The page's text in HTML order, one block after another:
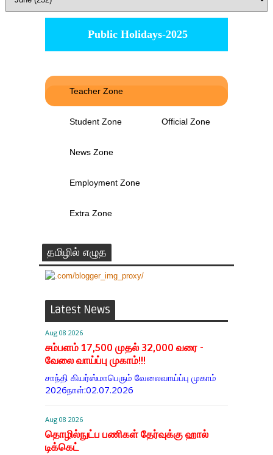
Public Holidays-2025
Teacher Zone
Student Zone Official Zone
News Zone
Employment Zone
Extra Zone
தமிழில் எழுத
Latest News
Aug 08 2026
சம்பளம் 17,500 முதல் 32,000 வரை -
வேலை வாய்ப்பு முகாம்!!!
சாந்தி கியர்ஸ்மாபெரும் வேலைவாய்ப்பு முகாம்
2026நாள்:02.07.2026
Aug 08 2026
தொழில்நுட்ப பணிகள் தேர்வுக்கு ஹால் ​
டிக்கெட்